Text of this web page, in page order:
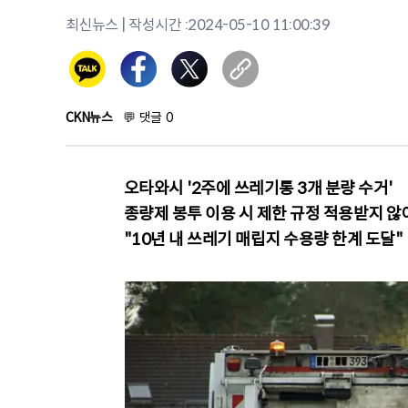
최신뉴스 | 작성시간 :2024-05-10 11:00:39
CKN뉴스 💬 댓글 0
오타와시 '2주에 쓰레기통 3개 분량 수거'
종량제 봉투 이용 시 제한 규정 적용받지 않
"10년 내 쓰레기 매립지 수용량 한계 도달"